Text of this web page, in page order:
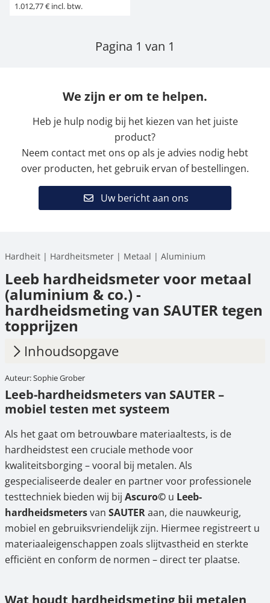
1.012,77 € incl. btw.
Pagina 1 van 1
We zijn er om te helpen.
Heb je hulp nodig bij het kiezen van het juiste
product?
Neem contact met ons op als je advies nodig hebt
over producten, het gebruik ervan of bestellingen.
Uw bericht aan ons
Hardheit | Hardheitsmeter | Metaal | Aluminium
Leeb hardheidsmeter voor metaal
(aluminium & co.) -
hardheidsmeting van SAUTER tegen
topprijzen
Inhoudsopgave
1. Leeb-hardheidsmeters van SAUTER –
mobiel testen met systeem
3. De Leeb-hardheidstestmethode –
eenvoudig mobiel testen
4. Typische toepassingsgebieden voor Leeb-
hardheidsmeters
5. Ons assortiment SAUTER-hardheidsmeters
– gemaakt voor uw behoeften
Kalibratie inbegrepen – voor apparaten die
Auteur: Sophie Grober
Leeb-hardheidsmeters van SAUTER –
mobiel testen met systeem
Als het gaat om betrouwbare materiaaltests, is de
hardheidstest een cruciale methode voor
kwaliteitsborging – vooral bij metalen. Als
gespecialiseerde dealer en partner voor professionele
testtechniek bieden wij bij Ascuro© u Leeb-
hardheidsmetersvan SAUTERaan, die nauwkeurig,
mobiel en gebruiksvriendelijk zijn. Hiermee registreert u
materiaaleigenschappen zoals slijtvastheid en sterkte
efficiënt en conform de normen – direct ter plaatse.
Wat houdt hardheidsmeting bij metalen